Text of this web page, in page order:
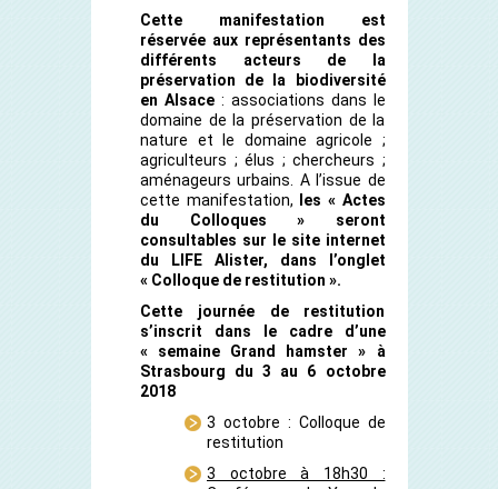
Cette manifestation est
réservée aux représentants des
différents acteurs de la
préservation de la biodiversité
en Alsace: associations dans le
domaine de la préservation de la
nature et le domaine agricole ;
agriculteurs ; élus ; chercheurs ;
aménageurs urbains. A l’issue de
cette manifestation,
les « Actes
du Colloques » seront
consultables sur le site internet
du LIFE Alister, dans l’onglet
« Colloque de restitution ».
Cette journée de restitution
s’inscrit dans le cadre d’une
« semaine Grand hamster » à
Strasbourg du 3 au 6 octobre
2018
3 octobre : Colloque de
restitution
3 octobre à 18h30 :